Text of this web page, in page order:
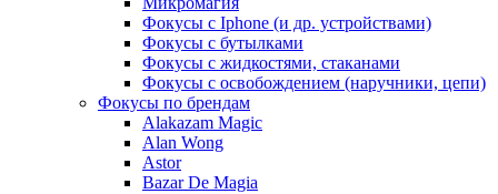
Фокусы с Iphone (и др. устройствами)
Фокусы с бутылками
Фокусы с жидкостями, стаканами
Фокусы с освобождением (наручники, цепи)
Фокусы по брендам
Alakazam Magic
Alan Wong
Astor
Bazar De Magia